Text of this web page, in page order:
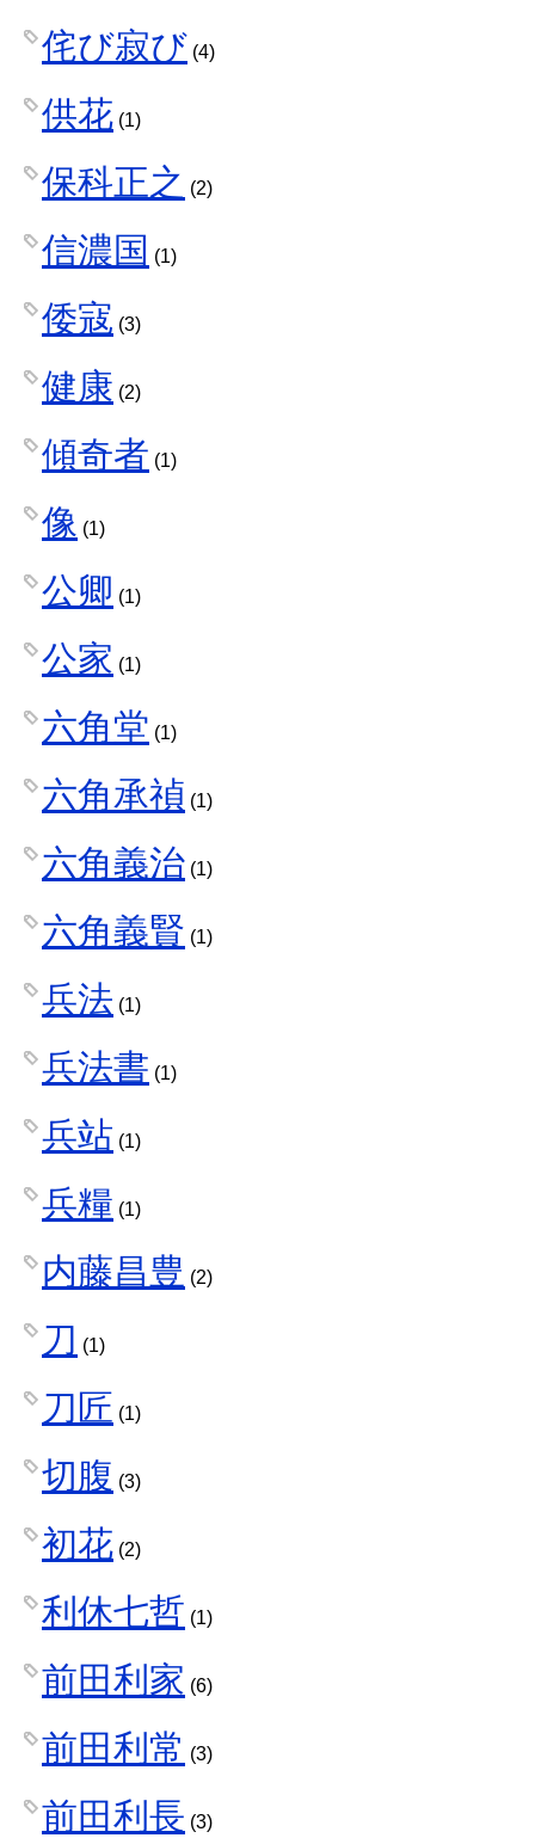
侘び寂び (4)
供花 (1)
保科正之 (2)
信濃国 (1)
倭寇 (3)
健康 (2)
傾奇者 (1)
像 (1)
公卿 (1)
公家 (1)
六角堂 (1)
六角承禎 (1)
六角義治 (1)
六角義賢 (1)
兵法 (1)
兵法書 (1)
兵站 (1)
兵糧 (1)
内藤昌豊 (2)
刀 (1)
刀匠 (1)
切腹 (3)
初花 (2)
利休七哲 (1)
前田利家 (6)
前田利常 (3)
前田利長 (3)